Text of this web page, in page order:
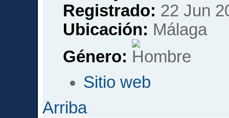
Registrado: 22 Jun
Ubicación: Málaga
Género:
Sitio web
Arriba